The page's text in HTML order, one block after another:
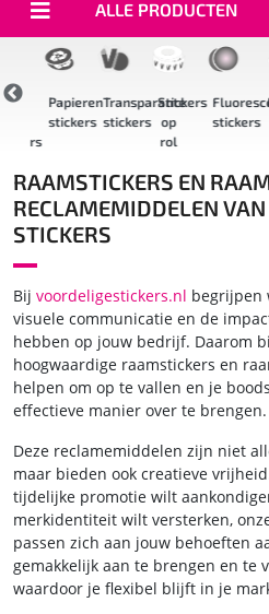
ALLE PRODUCTEN
Papieren
stickers
Transparante
stickers
Stickers
op
rol
stickers
RAAMSTICKERS EN
RECLAMEMIDDELEN
STICKERS
Bij voordeligestickers.nl begrijpen
visuele communicatie en de
hebben op jouw bedrijf. Daarom
hoogwaardige raamstickers en
helpen om op te vallen en je
effectieve manier over te brengen.
Deze reclamemiddelen zijn niet
maar bieden ook creatieve
tijdelijke promotie wilt
merkidentiteit wilt versterken,
passen zich aan jouw behoeften
gemakkelijk aan te brengen en te
waardoor je flexibel blijft in je